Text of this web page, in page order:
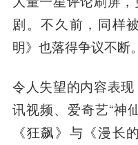
剧。不久前，同样
明》也落得争议不断。
令人失望的内容表
讯视频、爱奇艺“神
《狂飙》与《漫长